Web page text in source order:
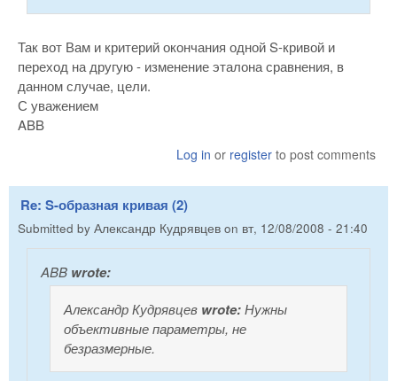
Так вот Вам и критерий окончания одной S-кривой и
переход на другую - изменение эталона сравнения, в
данном случае, цели.
С уважением
ABB
Log in or register to post comments
Re: S-образная кривая (2)
Submitted by Александр Кудрявцев on вт, 12/08/2008 - 21:40
ABB wrote:
Александр Кудрявцев wrote:Нужны
объективные параметры, не
безразмерные.